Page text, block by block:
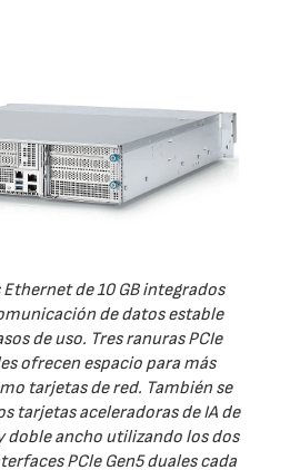
de 10 GB integrados
de datos estable
de uso. Tres ranuras PCIe
ofrecen espacio para más
tarjetas de red. También se
tarjetas aceleradoras de IA de
ancho utilizando los dos
PCle Gen5 duales cada